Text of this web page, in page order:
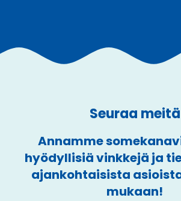
Seuraa meitä
Annamme
hyödyllisiä vinkkejä ja
ajankohtaisista
mukaan!